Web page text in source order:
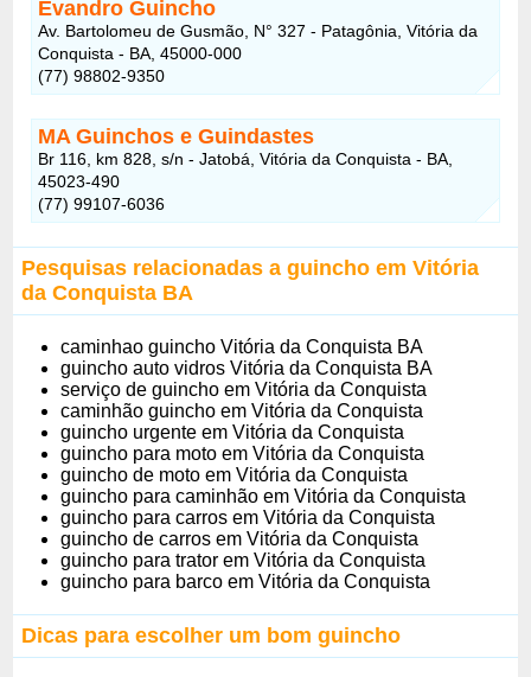
Evandro Guincho
Av. Bartolomeu de Gusmão, N° 327 - Patagônia, Vitória da
Conquista - BA, 45000-000
(77) 98802-9350
MA Guinchos e Guindastes
Br 116, km 828, s/n - Jatobá, Vitória da Conquista - BA,
45023-490
(77) 99107-6036
Pesquisas relacionadas a guincho em Vitória
da Conquista BA
caminhao guincho Vitória da Conquista BA
guincho auto vidros Vitória da Conquista BA
serviço de guincho em Vitória da Conquista
caminhão guincho em Vitória da Conquista
guincho urgente em Vitória da Conquista
guincho para moto em Vitória da Conquista
guincho de moto em Vitória da Conquista
guincho para caminhão em Vitória da Conquista
guincho para carros em Vitória da Conquista
guincho de carros em Vitória da Conquista
guincho para trator em Vitória da Conquista
guincho para barco em Vitória da Conquista
Dicas para escolher um bom guincho